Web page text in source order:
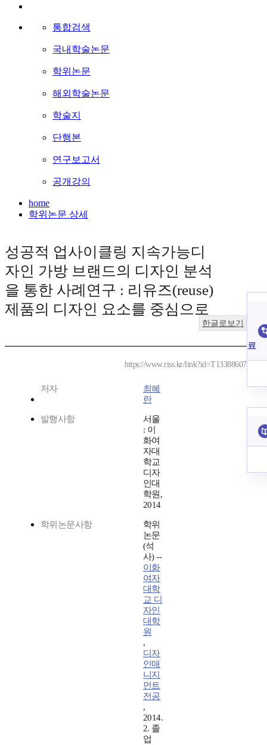
통합검색
국내학술논문
학위논문
해외학술논문
학술지
단행본
연구보고서
공개강의
home
학위논문 상세
성공적 업사이클링 지속가능디
자인 가방 브랜드의 디자인 분석
을 통한 사례연구 : 리유즈(reuse)
제품의 디자인 요소를 중심으로
한글로보기
https://www.riss.kr/link?id=T13388607
저자
최혜
란
발행사항
서울
: 이
화여
자대
학교
디자
인대
학원,
2014
학위논문사항
학위
논문
(석
사) --
이화
여자
대학
교 디
자인
대학
원
,
디자
인매
니지
먼트
전공
,
2014.
2. 졸
업
료